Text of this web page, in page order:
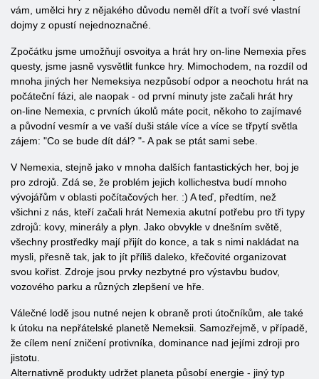
vám, umělci hry z nějakého důvodu neměl dřít a tvoří své vlastní
dojmy z opustí nejednoznačné.
Zpočátku jsme umožňují osvoitya a hrát hry on-line Nemexia přes
questy, jsme jasně vysvětlit funkce hry. Mimochodem, na rozdíl od
mnoha jiných her Nemeksiya nezpůsobí odpor a neochotu hrát na
počáteční fázi, ale naopak - od první minuty jste začali hrát hry
on-line Nemexia, c prvních úkolů máte pocit, někoho to zajímavé
a původní vesmír a ve vaší duši stále více a více se třpytí světla
zájem: "Co se bude dít dál? "- A pak se ptát sami sebe.
V Nemexia, stejně jako v mnoha dalších fantastických her, boj je
pro zdrojů. Zdá se, že problém jejich kollichestva budí mnoho
vývojářům v oblasti počítačových her. :) A teď, předtím, než
všichni z nás, kteří začali hrát Nemexia akutní potřebu pro tři typy
zdrojů: kovy, minerály a plyn. Jako obvykle v dnešním světě,
všechny prostředky mají přijít do konce, a tak s nimi nakládat na
mysli, přesně tak, jak to jít příliš daleko, křečovité organizovat
svou kořist. Zdroje jsou prvky nezbytné pro výstavbu budov,
vozového parku a různých zlepšení ve hře.
Válečné lodě jsou nutné nejen k obraně proti útočníkům, ale také
k útoku na nepřátelské planetě Nemeksii. Samozřejmě, v případě,
že cílem není zničení protivníka, dominance nad jejími zdroji pro
jistotu.
Alternativně produkty udržet planeta působí energie - jiný typ